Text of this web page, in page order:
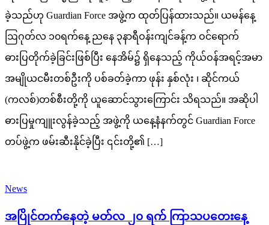
ခဲ့သည်ဟု Guardian Force အဖွဲ့က ထုတ်ပြန်ထားသည်။ ယမန်နေ့
ဩဂုတ်လ ၁၀ရက်နေ့ ညနေ ၃နာရီဝန်းကျင်ခန့်က ဝင်ရောက်
ဓားပြတိုက်ခဲ့ခြင်းဖြစ်ပြီး နေအိမ်၌ ရှိနေသည့် ကိုယ်ဝန်အရင့်အမာ
အမျိုယငမီးတစ်ဦးကို ပစ်ခတ်ခဲ့ကာ ဖုန်း နှစ်လုံး ၊ ဆိုင်ကယ်
(ကလစ်)တစ်စီးတို့ကို ယူဆောင်သွားကြောင်း သိရသည်။ အဆိုပါ
ဓားပြမှုကျူးလွန်ခဲ့သည့် အဖွဲ့ကို ယနေ့နံနက်တွင် Guardian Force
တပ်ဖွဲ့က ဖမ်းဆီးနိုင်ခဲ့ပြီး ၎င်းတို့​၏ […]
News
အပြိုင်တက်နေတဲ့ မတ်လ ၂၀ ရက် ကြာသပတေးနေ့